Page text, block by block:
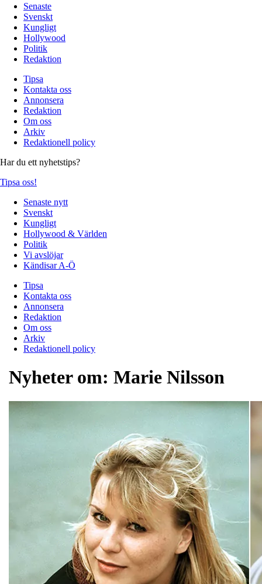
Senaste
Svenskt
Kungligt
Hollywood
Politik
Redaktion
Tipsa
Kontakta oss
Annonsera
Redaktion
Om oss
Arkiv
Redaktionell policy
Har du ett nyhetstips?
Tipsa oss!
Senaste nytt
Svenskt
Kungligt
Hollywood & Världen
Politik
Vi avslöjar
Kändisar A-Ö
Tipsa
Kontakta oss
Annonsera
Redaktion
Om oss
Arkiv
Redaktionell policy
Nyheter om: Marie Nilsson